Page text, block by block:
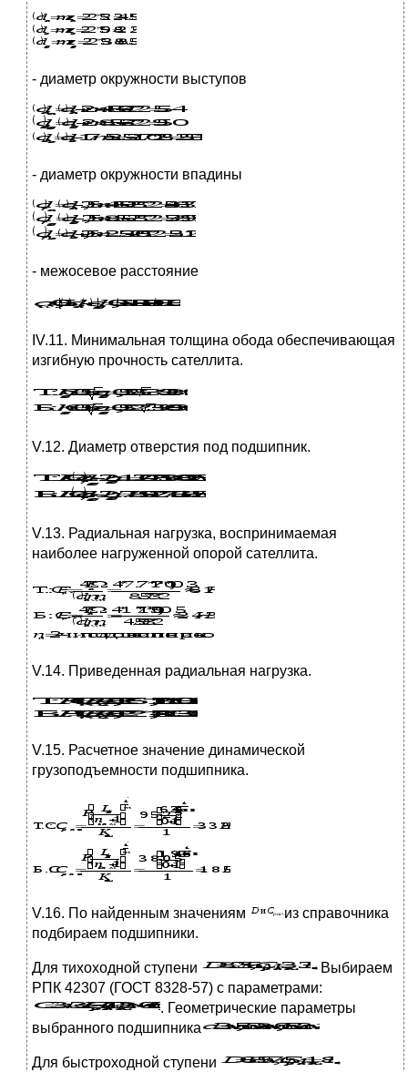
- диаметр окружности выступов
- диаметр окружности впадины
- межосевое расстояние
IV.11. Минимальная толщина обода обеспечивающая
изгибную прочность сателлита.
V.12. Диаметр отверстия под подшипник.
V.13. Радиальная нагрузка, воспринимаемая
наиболее нагруженной опорой сателлита.
V.14. Приведенная радиальная нагрузка.
V.15. Расчетное значение динамической
грузоподъемности подшипника.
V.16. По найденным значениям
из справочника
подбираем подшипники.
Для тихоходной ступени
Выбираем
РПК 42307 (ГОСТ 8328-57) с параметрами:
. Геометрические параметры
выбранного подшипника
Для быстроходной ступени